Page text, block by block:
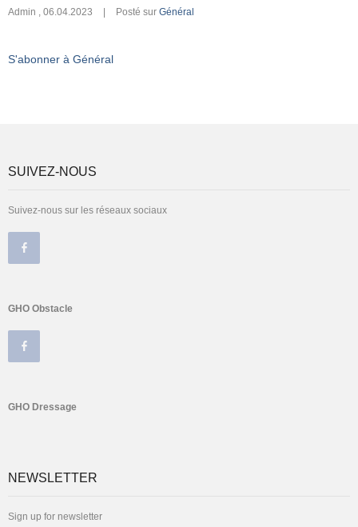
Admin , 06.04.2023 Posté sur Général
S'abonner à Général
SUIVEZ-NOUS
Suivez-nous sur les réseaux sociaux
GHO Obstacle
GHO Dressage
NEWSLETTER
Sign up for newsletter